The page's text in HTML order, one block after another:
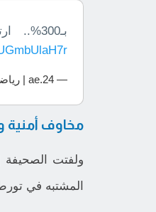
بـ300%.. ارتفاع جنوني لأسعار السكن في مدن
— 24.ae | رياضة (@20foursport)
مخاوف أمنية
ولفتت الصحيفة
المشتبه في